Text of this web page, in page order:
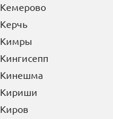
Кемерово
Керчь
Кимры
Кингисепп
Кинешма
Кириши
Киров